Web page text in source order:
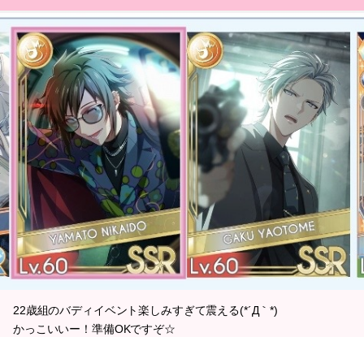
22歳組のバディイベント楽しみすぎて震える(*´Д｀*)
かっこいいー！準備OKですぞ☆